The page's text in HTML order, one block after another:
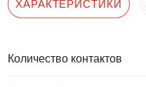
ХАРАКТЕРИСТИКИ
Количество контактов